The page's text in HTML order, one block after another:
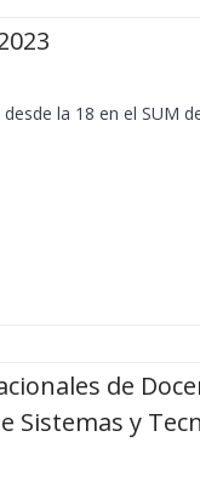
la 18 en el SUM
de
Sistemas y